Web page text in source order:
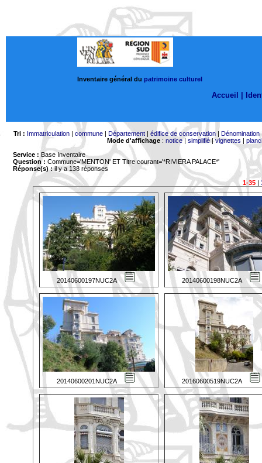
Inventaire général du patrimoine culturel
Accueil |
Tri : Immatriculation| commune| Département| édifice de conservation| Dénomination
Mode d'affichage: notice| simplifié|vignettes |
Service : Base Inventaire
Question : Commune='MENTON' ET Titre courant='*RIVIERA PALACE*'
Réponse(s) :il y a 138 réponses
1-35|
20140600197NUC2A 20140600198NUC2A
20140600201NUC2A 20160600519NUC2A